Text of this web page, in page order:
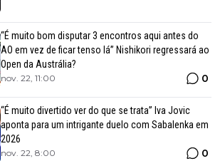
“É muito bom disputar 3 encontros aqui antes do
AO em vez de ficar tenso lá” Nishikori regressará ao
Open da Austrália?
nov. 22, 11:00 0
“É muito divertido ver do que se trata” Iva Jovic
aponta para um intrigante duelo com Sabalenka em
2026
nov. 22, 8:00 0